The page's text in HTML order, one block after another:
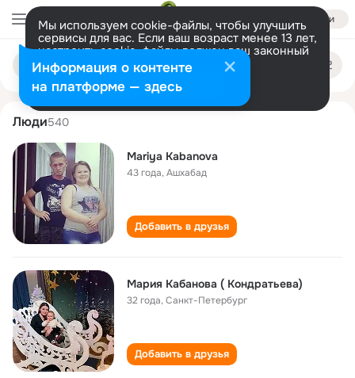
Войти
Мы используем cookie-файлы, чтобы улучшить
сервисы для вас. Если ваш возраст менее 13 лет,
настроить cookie-файлы должен ваш законный
представитель. Больше информации
Разрешить все Настроить
Поиск
людям
mariya kabanova
Люди540
Mariya Kabanova
43 года,Ашхабад
Добавить в друзья
Мария Кабанова ( Кондратьева)
32 года,Санкт-Петербург
Добавить в друзья
Информация о контенте
на платформе — здесь